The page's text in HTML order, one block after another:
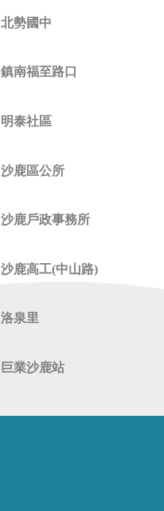
北勢國中
鎮南福至路口
明泰社區
沙鹿區公所
沙鹿戶政事務所
沙鹿高工(中山路)
洛泉里
巨業沙鹿站